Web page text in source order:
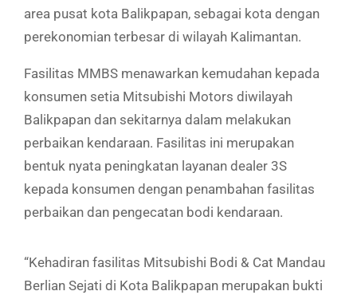
area pusat kota Balikpapan, sebagai kota dengan
perekonomian terbesar di wilayah Kalimantan.
Fasilitas MMBS menawarkan kemudahan kepada
konsumen setia Mitsubishi Motors diwilayah
Balikpapan dan sekitarnya dalam melakukan
perbaikan kendaraan. Fasilitas ini merupakan
bentuk nyata peningkatan layanan dealer 3S
kepada konsumen dengan penambahan fasilitas
perbaikan dan pengecatan bodi kendaraan.
“Kehadiran fasilitas Mitsubishi Bodi & Cat Mandau
Berlian Sejati di Kota Balikpapan merupakan bukti